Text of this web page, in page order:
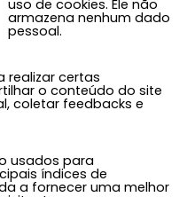
uso de cookies. Ele não
armazena nenhum dado
pessoal.
realizar certas
o conteúdo do site
coletar feedbacks e
usados para
índices de
a fornecer uma melhor